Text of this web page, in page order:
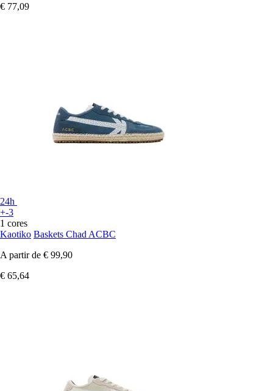
€ 77,09
24h
+-3
1 cores
Kaotiko Baskets Chad ACBC
A partir de € 99,90
€ 65,64